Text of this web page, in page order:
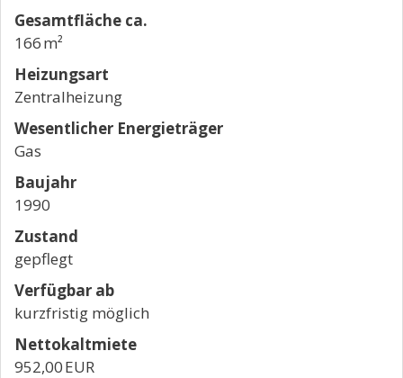
Gesamtfläche ca.
166 m²
Heizungsart
Zentralheizung
Wesentlicher Energieträger
Gas
Baujahr
1990
Zustand
gepflegt
Verfügbar ab
kurzfristig möglich
Nettokaltmiete
952,00 EUR